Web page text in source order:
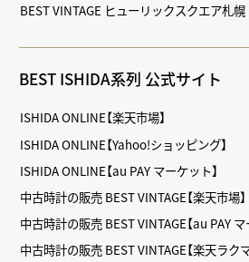
BEST VINTAGE ヒューリックスクエア札幌
BEST ISHIDA系列 公式サイト
ISHIDA ONLINE【楽天市場】
ISHIDA ONLINE【Yahoo!ショッピング】
ISHIDA ONLINE【au PAY マーケット】
中古時計の販売 BEST VINTAGE【楽天市場】
中古時計の販売 BEST VINTAGE【au PAY マ
中古時計の販売 BEST VINTAGE【楽天ラクマ